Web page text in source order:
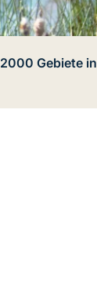
Gebiete in